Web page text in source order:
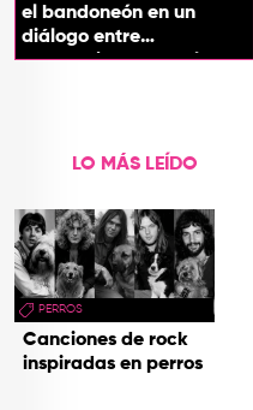
el bandoneón en un
diálogo entre
generaciones con el
LO MÁS LEÍDO
PERROS
Canciones de rock
inspiradas en perros